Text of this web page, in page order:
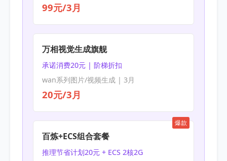
99元/3月
万相视觉生成旗舰
承诺消费20元 | 阶梯折扣
wan系列图片/视频生成 | 3月
20元/3月
爆款
百炼+ECS组合套餐
推理节省计划20元 + ECS 2核2G